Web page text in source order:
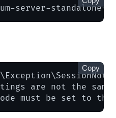
server-standalone-
are not the
must be set to
Copy